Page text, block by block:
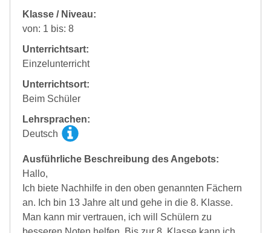
Klasse / Niveau:
von: 1 bis: 8
Unterrichtsart:
Einzelunterricht
Unterrichtsort:
Beim Schüler
Lehrsprachen:
Deutsch
Ausführliche Beschreibung des Angebots:
Hallo,
Ich biete Nachhilfe in den oben genannten Fächern
an. Ich bin 13 Jahre alt und gehe in die 8. Klasse.
Man kann mir vertrauen, ich will Schülern zu